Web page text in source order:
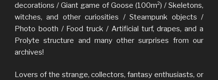
decorations / Giant game of Goose (100m²) / Skeletons,
witches, and other curiosities / Steampunk objects /
Photo booth / Food truck / Artificial turf, drapes, and a
Prolyte structure and many other surprises from our
archives!
Lovers of the strange, collectors, fantasy enthusiasts, or